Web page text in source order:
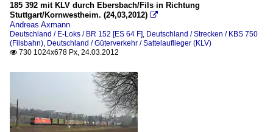
185 392 mit KLV durch Ebersbach/Fils in Richtung
Stuttgart/Kornwestheim. (24,03,2012) 
Andreas Axmann
Deutschland / E-Loks / BR 152 [ES 64 F], Deutschland / Strecken / KBS 750
(Filsbahn), Deutschland / Güterverkehr / Sattelauflieger (KLV)
 730 1024x678 Px, 24.03.2012